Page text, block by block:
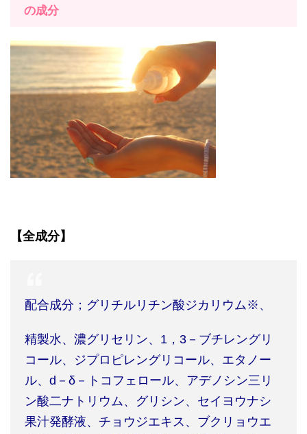
の成分
【全成分】
配合成分；グリチルリチン酸ジカリウム※、
精製水、濃グリセリン、 1 ， 3 －ブチレングリ
コール、ジプロピレングリコール、エタノー
ル、 d － δ －トコフェロール、アデノシン三リ
ン酸二ナトリウム、グリシン、セイヨウナシ
果汁発酵液、チョウジエキス、ブクリョウエ